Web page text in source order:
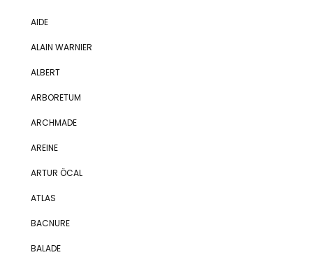
AIDE
ALAIN WARNIER
ALBERT
ARBORETUM
ARCHMADE
AREINE
ARTUR ÖCAL
ATLAS
BACNURE
BALADE